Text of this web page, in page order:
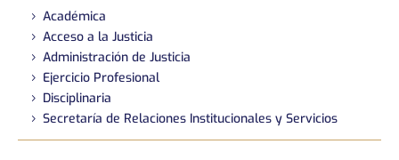
Académica
Acceso a la Justicia
Administración de Justicia
Ejercicio Profesional
Disciplinaria
Secretaría de Relaciones Institucionales y Servicios